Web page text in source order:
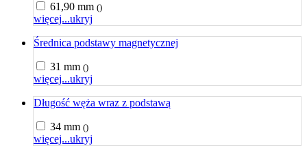
61,90 mm ()
więcej...ukryj
Średnica podstawy magnetycznej
31 mm ()
więcej...ukryj
Długość węża wraz z podstawą
34 mm ()
więcej...ukryj